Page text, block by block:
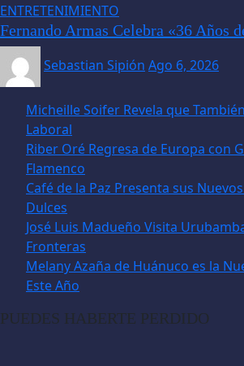
ENTRETENIMIENTO
Fernando Armas Celebra «36 Años
Sebastian Sipión Ago 6, 2026
Micheille Soifer Revela que
Laboral
Riber Oré Regresa de Europa con
Flamenco
Café de la Paz Presenta sus
Dulces
José Luis Madueño Visita
Fronteras
Melany Azaña de Huánuco es la
Este Año
PUEDES HABERTE PERDIDO